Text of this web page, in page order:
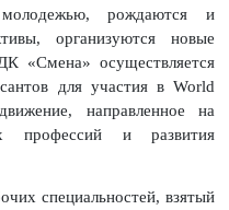
рождаются и
организуются новые
«Смена» осуществляется
для участия в World
направленное на
профессий и развития
специальностей, взятый